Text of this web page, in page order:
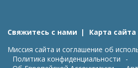
Свяжитесь с нами Карта сайта
Миссия сайта и соглашение об
Политика конфиденциальности